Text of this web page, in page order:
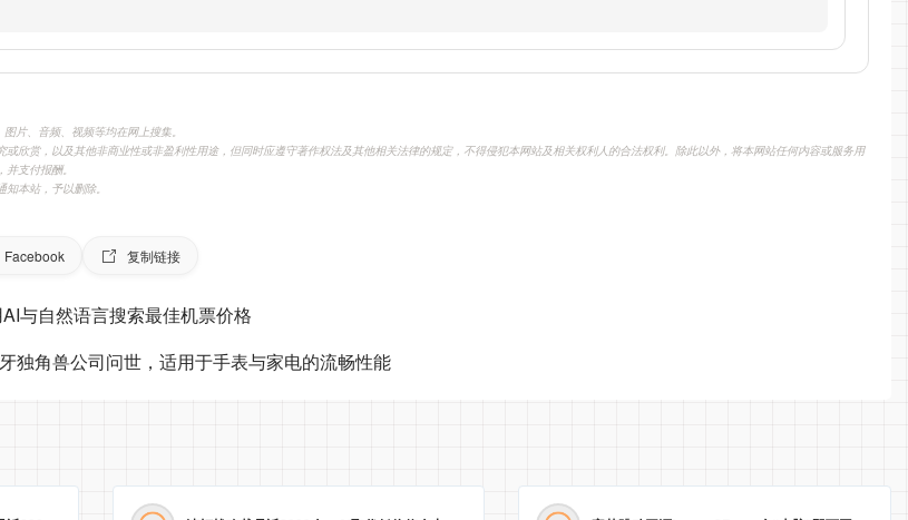
片、音频、视频等均在网上搜集。
欣赏，以及其他非商业性或非盈利性用途，但同时应遵守著作权法及其他相关法律的规定，不得侵犯本网站及相关权利人的合法权利。除此以外，将本网站任何内容或服务用
支付报酬。
本站，予以删除。
Facebook 复制链接
与自然语言搜索最佳机票价格
独角兽公司问世，适用于手表与家电的流畅性能